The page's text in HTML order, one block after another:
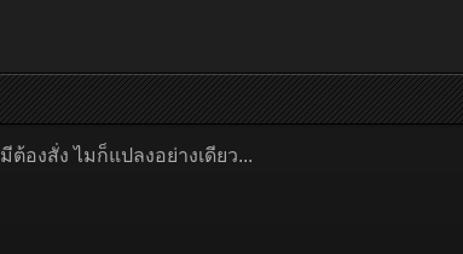
องสั่ง ไมก็แปลงอย่างเดียว...